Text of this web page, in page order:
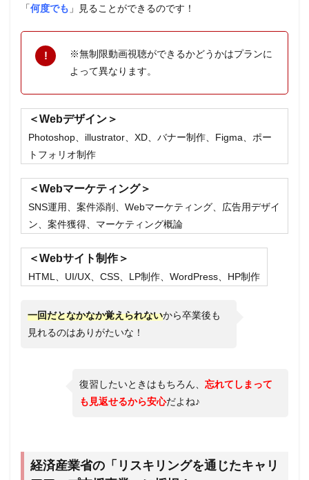
「何度でも 」見ることができるのです！
※無制限動画視聴ができるかどうかはプランに
よって異なります。
＜Webデザイン＞
Photoshop、illustrator、XD、バナー制作、Figma、ポー
トフォリオ制作
＜Webマーケティング＞
SNS運用、案件添削、Webマーケティング、広告用デザイ
ン、案件獲得、マーケティング概論
＜Webサイト制作＞
HTML、UI/UX、CSS、LP制作、WordPress、HP制作
一回だとなかなか覚えられないから卒業後も
見れるのはありがたいな！
復習したいときはもちろん、 忘れてしまって
も見返せるから安心だよね♪
経済産業省の「リスキリングを通じたキャリ